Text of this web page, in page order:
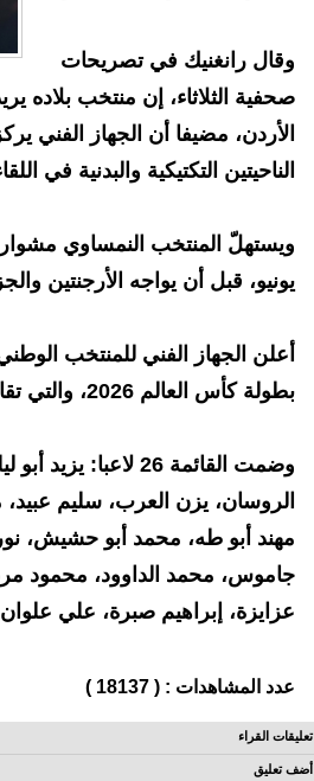
وقال رانغنيك في تصريحات
صحفية الثلاثاء، إن منتخب بلاده
الأردن، مضيفا أن الجهاز
الناحيتين التكتيكية والبدنية في
يونيو، قبل أن يواجه الأرجنتين
أعلن الجهاز الفني للمنتخب
بطولة كأس العالم 2026، والتي تقام في الولايات المتحدة الأميركية وكندا والمكسيك.
وضمت القائمة 26
الروسان، يزن العرب، سليم
مهند أبو طه، محمد أبو حشيش، نور
جاموس، محمد الداوود، محمود
عزايزة، إبراهيم صبرة، علي
عدد المشاهدات : ( 18137 )
تعليقات القراء
أضف تعليق